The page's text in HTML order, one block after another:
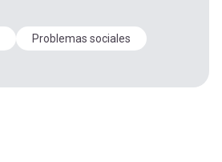
Problemas sociales